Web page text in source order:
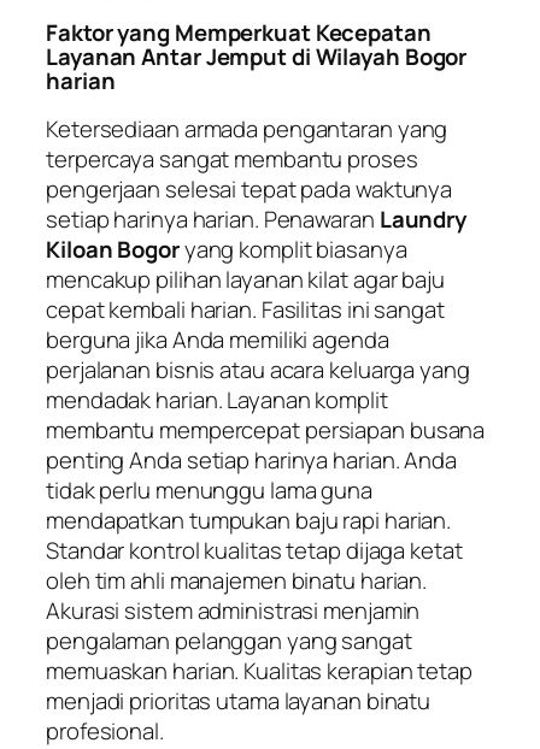
Faktor yang Memperkuat Kecepatan
Layanan Antar Jemput di Wilayah Bogor
harian
Ketersediaan armada pengantaran yang
terpercaya sangat membantu proses
pengerjaan selesai tepat pada waktunya
setiap harinya harian. Penawaran Laundry
Kiloan Bogoryang komplit biasanya
mencakup pilihan layanan kilat agar baju
cepat kembali harian. Fasilitas ini sangat
berguna jika Anda memiliki agenda
perjalanan bisnis atau acara keluarga yang
mendadak harian. Layanan komplit
membantu mempercepat persiapan busana
penting Anda setiap harinya harian. Anda
tidak perlu menunggu lama guna
mendapatkan tumpukan baju rapi harian.
Standar kontrol kualitas tetap dijaga ketat
oleh tim ahli manajemen binatu harian.
Akurasi sistem administrasi menjamin
pengalaman pelanggan yang sangat
memuaskan harian. Kualitas kerapian tetap
menjadi prioritas utama layanan binatu
profesional.